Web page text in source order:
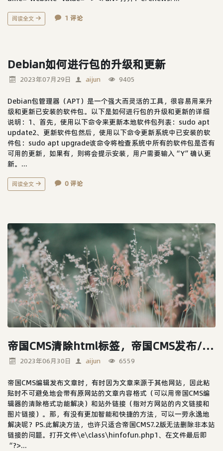
阅读全文 1 评论
Debian如何进行包的升级和更新
2023年07月29日 aijun 9405
Debian包管理器（APT）是一个强大而灵活的工具，很容易用来升
级和更新已安装的软件包。以下是如何进行包的升级和更新的详细
说明：1、首先，使用以下命令来更新本地软件包列表：sudo apt
update2、更新软件包然后，使用以下命令更新系统中已安装的软
件包：sudo apt upgrade该命令将检查系统中所有的软件包是否有
可用的更新，如果有，则将会提示安装，用户需要输入“Y”确认更
新。...
阅读全文 0 评论
帝国CMS清除html标签，帝国CMS发布/更新文章时去掉内容所带站外链接的功能代码...
2023年06月30日 aijun 6559
帝国CMS编辑发布文章时，有时因为文章来源于其他网站，因此粘
贴时不可避免地会带有原网站的文章内容格式（可以用帝国CMS编
辑器的清除格式功能解决）和站外链接（指对方网站的内文链接和
图片链接）。那，有没有更加智能和快捷的方法，可以一劳永逸地
解决呢？PS.此解决方法，也许只适合帝国CMS7.2版无法删除非本站
链接的问题。打开文件\e\class\hinfofun.php1、在文件最后即
“?>...